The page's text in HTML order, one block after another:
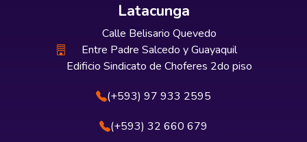
Latacunga
Calle Belisario Quevedo
Entre Padre Salcedo y Guayaquil
Edificio Sindicato de Choferes 2do piso
(+593) 97 933 2595
(+593) 32 660 679